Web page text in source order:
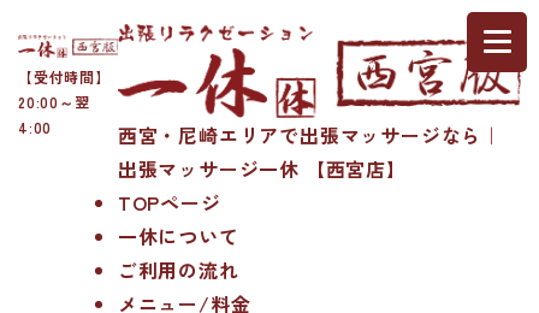
【受付時間】
20:00～翌
4:00
西宮・尼崎エリアで出張マッサージなら｜
出張マッサージ一休 【西宮店】
TOPページ
一休について
ご利用の流れ
メニュー/料金